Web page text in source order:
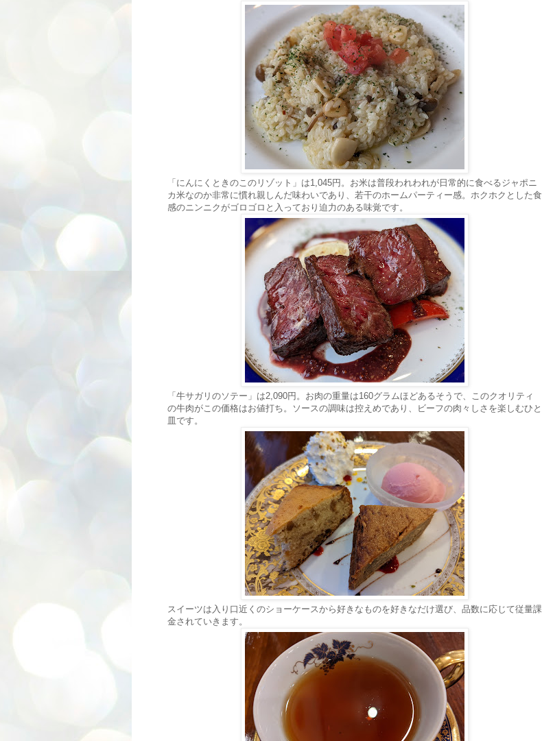
「にんにくときのこのリゾット」は1,045円。お米は普段われわれが日常的に食べるジャポニ
カ米なのか非常に慣れ親しんだ味わいであり、若干のホームパーティー感。ホクホクとした食
感のニンニクがゴロゴロと入っており迫力のある味覚です。
「牛サガリのソテー」は2,090円。お肉の重量は160グラムほどあるそうで、このクオリティ
の牛肉がこの価格はお値打ち。ソースの調味は控えめであり、ビーフの肉々しさを楽しむひと
皿です。
スイーツは入り口近くのショーケースから好きなものを好きなだけ選び、品数に応じて従量課
金されていきます。